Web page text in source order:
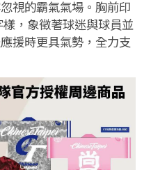
視的霸氣氣場。胸前印
，象徵著球迷與球員並
援時更具氣勢，全力支